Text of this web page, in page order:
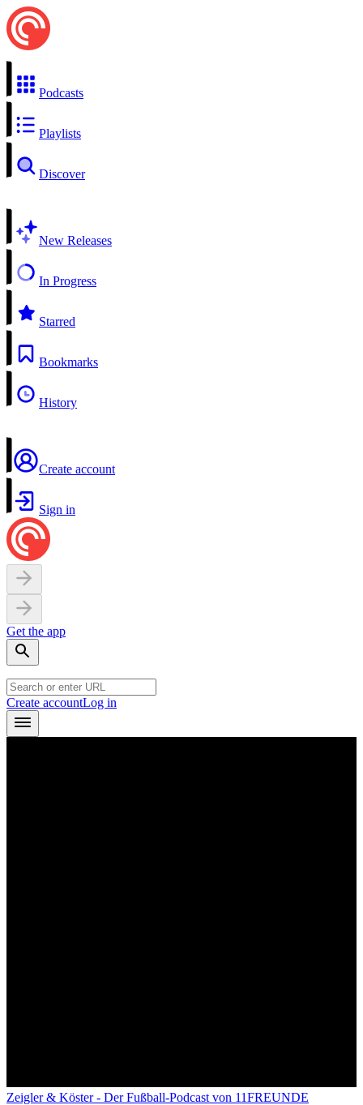
Podcasts
Playlists
Discover
New Releases
In Progress
Starred
Bookmarks
History
Create account
Sign in
Get the app
Create accountLog in
Zeigler & Köster - Der Fußball-Podcast von 11FREUNDE